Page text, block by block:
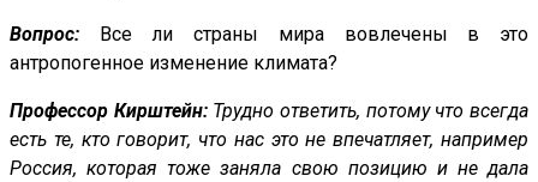
Вопрос: Все ли страны мира вовлечены в это
антропогенное изменение климата?
Профессор Кирштейн: Трудно ответить, потому что всегда
есть те, кто говорит, что нас это не впечатляет, например
Россия, которая тоже заняла свою позицию и не дала